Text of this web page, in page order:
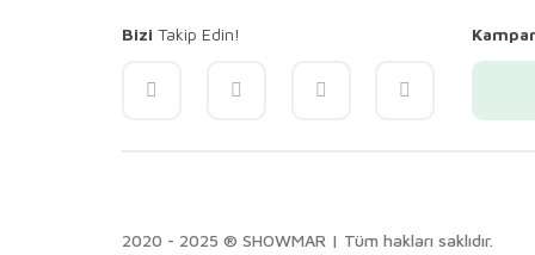
Bizi Takip Edin!
2020 - 2025 ® SHOWMAR | Tüm hakları saklıdır.